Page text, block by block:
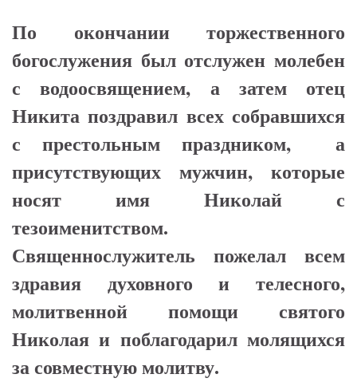
По окончании торжественного
богослужения был отслужен молебен
с водоосвящением, а затем отец
Никита поздравил всех собравшихся
с престольным праздником, а
присутствующих мужчин, которые
носят имя Николай с
тезоименитством.
Священнослужитель пожелал всем
здравия духовного и телесного,
молитвенной помощи святого
Николая и поблагодарил молящихся
за совместную молитву.